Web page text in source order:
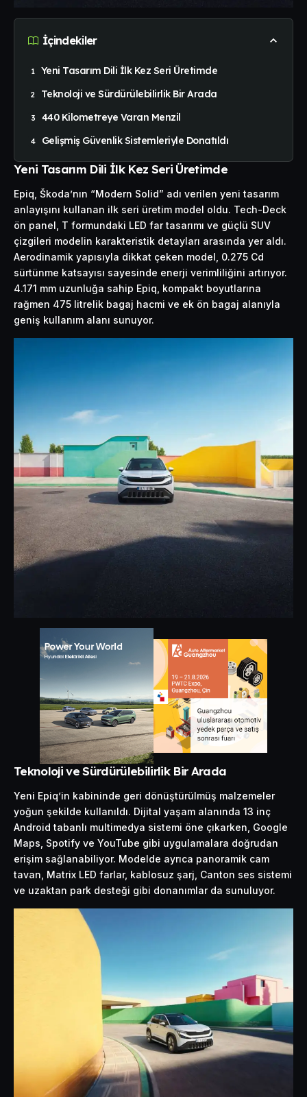
İçindekiler
Yeni Tasarım Dili İlk Kez Seri Üretimde
Teknoloji ve Sürdürülebilirlik Bir Arada
440 Kilometreye Varan Menzil
Gelişmiş Güvenlik Sistemleriyle Donatıldı
Yeni Tasarım Dili İlk Kez Seri Üretimde
Epiq, Škoda’nın “Modern Solid” adı verilen yeni tasarım
anlayışını kullanan ilk seri üretim model oldu. Tech-Deck
ön panel, T formundaki LED far tasarımı ve güçlü SUV
çizgileri modelin karakteristik detayları arasında yer aldı.
Aerodinamik yapısıyla dikkat çeken model, 0.275 Cd
sürtünme katsayısı sayesinde enerji verimliliğini artırıyor.
4.171 mm uzunluğa sahip Epiq, kompakt boyutlarına
rağmen 475 litrelik bagaj hacmi ve ek ön bagaj alanıyla
geniş kullanım alanı sunuyor.
Teknoloji ve Sürdürülebilirlik Bir Arada
Yeni Epiq’in kabininde geri dönüştürülmüş malzemeler
yoğun şekilde kullanıldı. Dijital yaşam alanında 13 inç
Android tabanlı multimedya sistemi öne çıkarken, Google
Maps, Spotify ve YouTube gibi uygulamalara doğrudan
erişim sağlanabiliyor. Modelde ayrıca panoramik cam
tavan, Matrix LED farlar, kablosuz şarj, Canton ses sistemi
ve uzaktan park desteği gibi donanımlar da sunuluyor.